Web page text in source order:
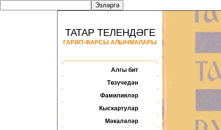
ТАТАР ТЕЛЕНДӘГЕ
ГАРӘП-ФАРСЫ АЛЫНМАЛАРЫ
Алгы бит
Төзүчедән
Фамилияләр
Кыскартулар
Мәкаләләр